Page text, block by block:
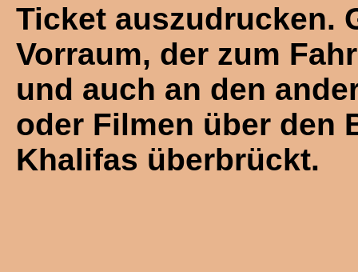
Ticket auszudrucken.
Vorraum, der zum
und auch an den
oder Filmen über den
Khalifas überbrückt.